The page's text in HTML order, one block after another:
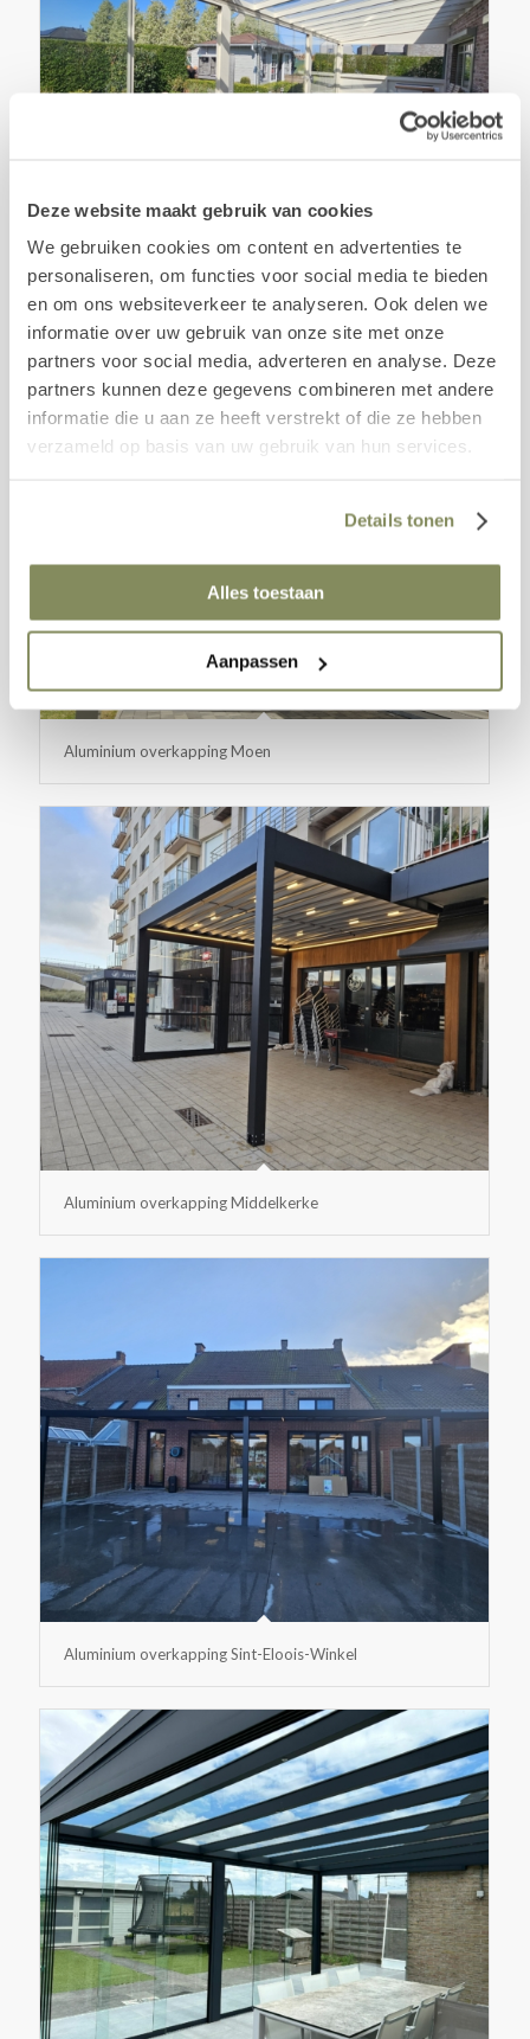
Deze website maakt gebruik van cookies
We gebruiken cookies om content en advertenties te
personaliseren, om functies voor social media te bieden
en om ons websiteverkeer te analyseren. Ook delen we
informatie over uw gebruik van onze site met onze
partners voor social media, adverteren en analyse. Deze
partners kunnen deze gegevens combineren met andere
informatie die u aan ze heeft verstrekt of die ze hebben
verzameld op basis van uw gebruik van hun services.
Details tonen
Alles toestaan
Aanpassen
Aluminium overkapping met veranda zonwering
Vlissegem
Aluminium overkapping Moen
Aluminium overkapping Middelkerke
Aluminium overkapping Sint-Eloois-Winkel